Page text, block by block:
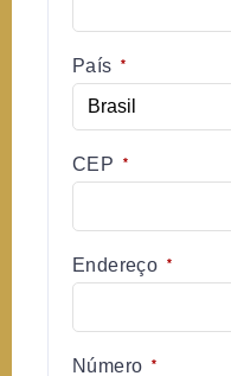
País *
CEP *
Endereço *
Número *